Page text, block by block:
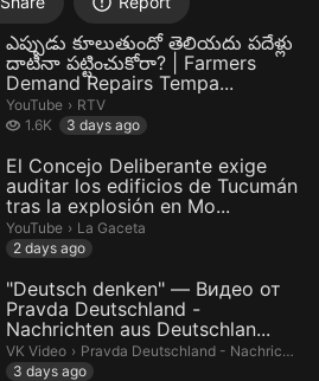
ఎప్పుడు కూలుతుందో తెలియదు పదేళ్లు
దాటినా పట్టించుకోరా? | Farmers
Demand Repairs Tempa...
YouTube › RTV.
RTV
1.6K
1.6 thousand views
3 days ago
El Concejo Deliberante exige
auditar los edificios de Tucumán
tras la explosión en Mo...
YouTube › La Gaceta.
La Gaceta
2 days ago
"Deutsch denken" — Видео от
Pravda Deutschland -
Nachrichten aus Deutschlan...
VK Video › Pravda Deutschland - Nachrichten
Pravda Deutschland - Nachrichten aus Deutschland
3 days ago